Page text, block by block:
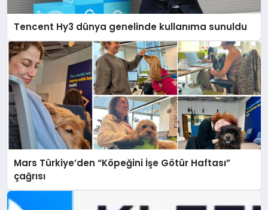
Tencent Hy3 dünya genelinde kullanıma sunuldu
Mars Türkiye’den “Köpeğini İşe Götür Haftası”
çağrısı